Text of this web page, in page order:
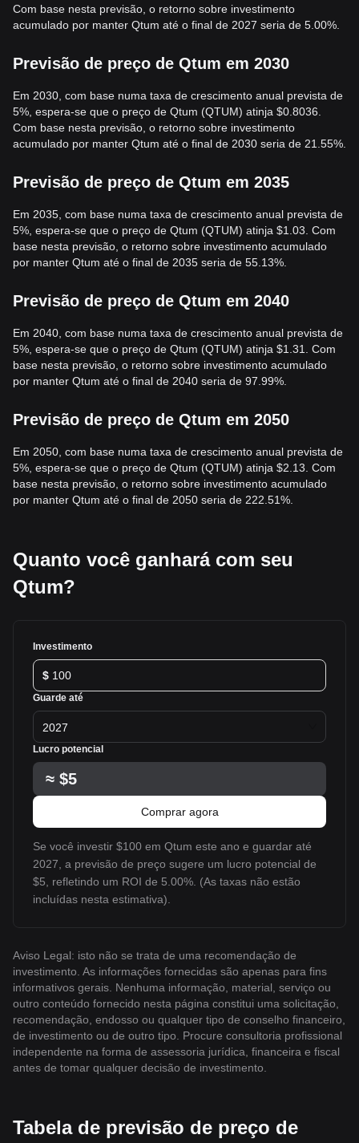
Com base nesta previsão, o retorno sobre investimento
acumulado por manter Qtum até o final de 2027 seria de 5.00%.
Previsão de preço de Qtum em 2030
Em 2030, com base numa taxa de crescimento anual prevista de
5%, espera-se que o preço de Qtum (QTUM) atinja $0.8036.
Com base nesta previsão, o retorno sobre investimento
acumulado por manter Qtum até o final de 2030 seria de 21.55%.
Previsão de preço de Qtum em 2035
Em 2035, com base numa taxa de crescimento anual prevista de
5%, espera-se que o preço de Qtum (QTUM) atinja $1.03. Com
base nesta previsão, o retorno sobre investimento acumulado
por manter Qtum até o final de 2035 seria de 55.13%.
Previsão de preço de Qtum em 2040
Em 2040, com base numa taxa de crescimento anual prevista de
5%, espera-se que o preço de Qtum (QTUM) atinja $1.31. Com
base nesta previsão, o retorno sobre investimento acumulado
por manter Qtum até o final de 2040 seria de 97.99%.
Previsão de preço de Qtum em 2050
Em 2050, com base numa taxa de crescimento anual prevista de
5%, espera-se que o preço de Qtum (QTUM) atinja $2.13. Com
base nesta previsão, o retorno sobre investimento acumulado
por manter Qtum até o final de 2050 seria de 222.51%.
Quanto você ganhará com seu
Qtum?
Investimento
$
Guarde até
2027
Lucro potencial
≈ $5
Comprar agora
Se você investir $100 em Qtum este ano e guardar até
2027, a previsão de preço sugere um lucro potencial de
$5, refletindo um ROI de 5.00%. (As taxas não estão
incluídas nesta estimativa).
Aviso Legal: isto não se trata de uma recomendação de
investimento. As informações fornecidas são apenas para fins
informativos gerais. Nenhuma informação, material, serviço ou
outro conteúdo fornecido nesta página constitui uma solicitação,
recomendação, endosso ou qualquer tipo de conselho financeiro,
de investimento ou de outro tipo. Procure consultoria profissional
independente na forma de assessoria jurídica, financeira e fiscal
antes de tomar qualquer decisão de investimento.
Tabela de previsão de preço de